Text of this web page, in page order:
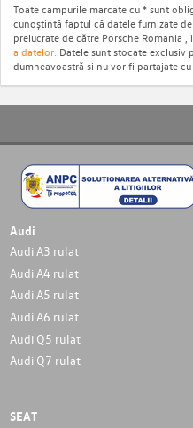
Toate campurile marcate cu * sunt
cunoștintă faptul că datele furnizate
prelucrate de către Porsche Romania
a datelor. Datele sunt stocate exclusiv
dumneavoastră și nu vor fi partajate cu
Audi
Audi A3 rulat
Audi A4 rulat
Audi A5 rulat
Audi A6 rulat
Audi Q5 rulat
Audi Q7 rulat
SEAT